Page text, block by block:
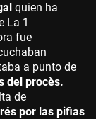
quien ha
La 1
fue
a punto de
del procès.
de
por las pifias